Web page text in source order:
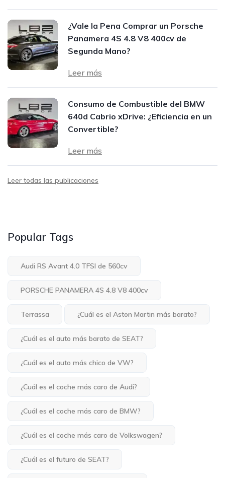
¿Vale la Pena Comprar un Porsche
Panamera 4S 4.8 V8 400cv de
Segunda Mano?
Leer más
Consumo de Combustible del BMW
640d Cabrio xDrive: ¿Eficiencia en un
Convertible?
Leer más
Leer todas las publicaciones
Popular Tags
Audi RS Avant 4.0 TFSI de 560cv
PORSCHE PANAMERA 4S 4.8 V8 400cv
Terrassa ¿Cuál es el Aston Martin más barato?
¿Cuál es el auto más barato de SEAT?
¿Cuál es el auto más chico de VW?
¿Cuál es el coche más caro de Audi?
¿Cuál es el coche más caro de BMW?
¿Cuál es el coche más caro de Volkswagen?
¿Cuál es el futuro de SEAT?